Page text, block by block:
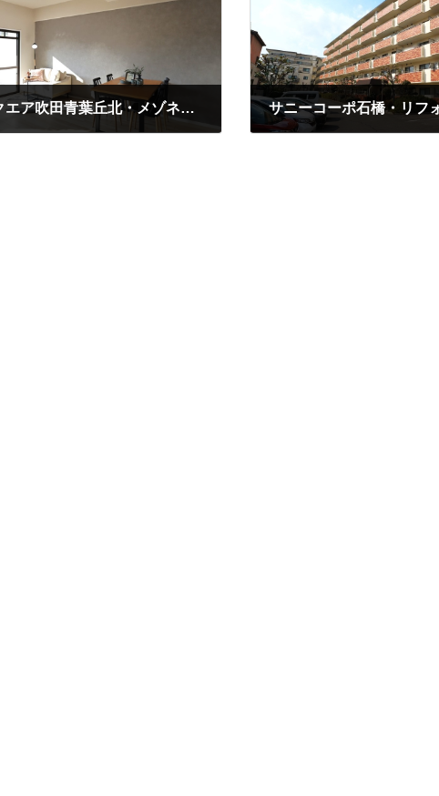
ラウンドスクエア吹田青葉丘北・メゾネット・販売終了